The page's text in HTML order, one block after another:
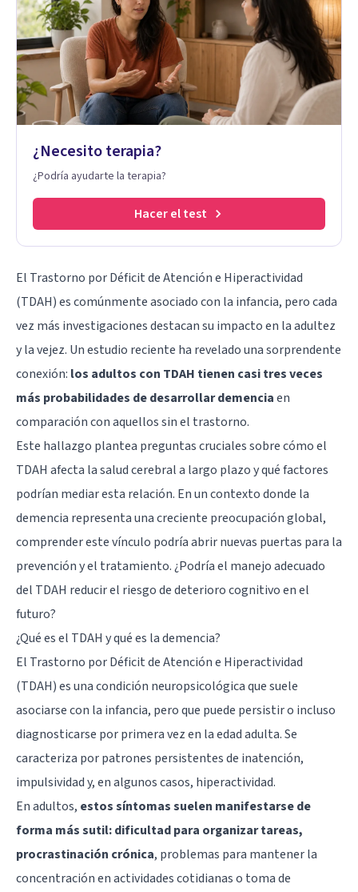
¿Necesito terapia?
¿Podría ayudarte la terapia?
Hacer el test
El Trastorno por Déficit de Atención e Hiperactividad
(TDAH) es comúnmente asociado con la infancia, pero cada
vez más investigaciones destacan su impacto en la adultez
y la vejez. Un estudio reciente ha revelado una sorprendente
conexión: los adultos con TDAH tienen casi tres veces
más probabilidades de desarrollar demenciaen
comparación con aquellos sin el trastorno.
Este hallazgo plantea preguntas cruciales sobre cómo el
TDAH afecta la salud cerebral a largo plazo y qué factores
podrían mediar esta relación. En un contexto donde la
demencia representa una creciente preocupación global,
comprender este vínculo podría abrir nuevas puertas para la
prevención y el tratamiento. ¿Podría el manejo adecuado
del TDAH reducir el riesgo de deterioro cognitivo en el
futuro?
¿Qué es el TDAH y qué es la demencia?
El Trastorno por Déficit de Atención e Hiperactividad
(TDAH) es una condición neuropsicológica que suele
asociarse con la infancia, pero que puede persistir o incluso
diagnosticarse por primera vez en la edad adulta. Se
caracteriza por patrones persistentes de inatención,
impulsividad y, en algunos casos, hiperactividad.
En adultos, estos síntomas suelen manifestarse de
forma más sutil: dificultad para organizar tareas,
procrastinación crónica, problemas para mantener la
concentración en actividades cotidianas o toma de